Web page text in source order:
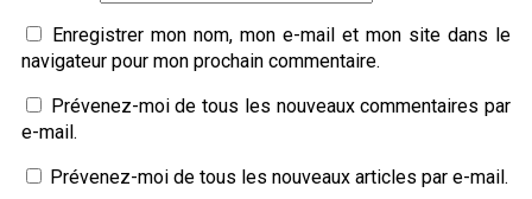
Enregistrer mon nom, mon e-mail et mon site dans le
navigateur pour mon prochain commentaire.
Prévenez-moi de tous les nouveaux commentaires par
e-mail.
Prévenez-moi de tous les nouveaux articles par e-mail.